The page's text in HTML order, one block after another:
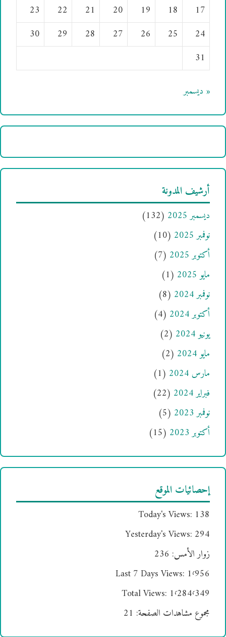
17
18
19
20
21
22
23
24
25
26
27
28
29
30
31
« ديسمبر
أرشيف المدونة
ديسمبر 2025
(132)
نوفمبر 2025
(10)
أكتوبر 2025
(7)
مايو 2025
(1)
نوفمبر 2024
(8)
أكتوبر 2024
(4)
يونيو 2024
(2)
مايو 2024
(2)
مارس 2024
(1)
فبراير 2024
(22)
نوفمبر 2023
(5)
أكتوبر 2023
(15)
إحصائيات الموقع
Today's Views: 138
Yesterday's Views: 294
زوار الأمس: 236
Last 7 Days Views: 1٬956
Total Views: 1٬284٬349
مجموع مشاهدات الصفحة: 21